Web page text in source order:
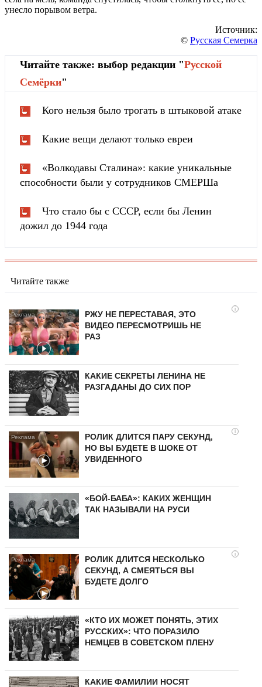
унесло порывом ветра.
Источник:
© Русская Семерка
Читайте также: выбор редакции "Русской
Cемёрки"
Кого нельзя было трогать в штыковой атаке
Какие вещи делают только евреи
«Волкодавы Сталина»: какие уникальные
способности были у сотрудников СМЕРШа
Что стало бы с СССР, если бы Ленин
дожил до 1944 года
Читайте также
i
РЖУ НЕ ПЕРЕСТАВАЯ, ЭТО
ВИДЕО ПЕРЕСМОТРИШЬ НЕ
РАЗ
КАКИЕ СЕКРЕТЫ ЛЕНИНА НЕ
РАЗГАДАНЫ ДО СИХ ПОР
i
РОЛИК ДЛИТСЯ ПАРУ СЕКУНД,
НО ВЫ БУДЕТЕ В ШОКЕ ОТ
УВИДЕННОГО
«БОЙ-БАБА»: КАКИХ ЖЕНЩИН
ТАК НАЗЫВАЛИ НА РУСИ
i
РОЛИК ДЛИТСЯ НЕСКОЛЬКО
СЕКУНД, А СМЕЯТЬСЯ ВЫ
БУДЕТЕ ДОЛГО
«КТО ИХ МОЖЕТ ПОНЯТЬ, ЭТИХ
РУССКИХ»: ЧТО ПОРАЗИЛО
НЕМЦЕВ В СОВЕТСКОМ ПЛЕНУ
КАКИЕ ФАМИЛИИ НОСЯТ